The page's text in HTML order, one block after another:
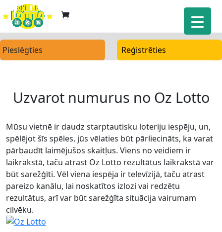
Pieslēgties Reģistrēties
Uzvarot numurus no Oz Lotto
Mūsu vietnē ir daudz starptautisku loteriju iespēju, un,
spēlējot šīs spēles, jūs vēlaties būt pārliecināts, ka varat
pārbaudīt laimējušos skaitļus. Viens no veidiem ir
laikrakstā, taču atrast Oz Lotto rezultātus laikrakstā var
būt sarežģīti. Vēl viena iespēja ir televīzijā, taču atrast
pareizo kanālu, lai noskatītos izlozi vai redzētu
rezultātus, arī var būt sarežģīta situācija vairumam
cilvēku.